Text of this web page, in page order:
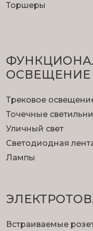
Торшеры
ОСВЕЩЕНИЕ
Трековое
Точечные
Уличный свет
Светодиодная
Лампы
Встраиваемые